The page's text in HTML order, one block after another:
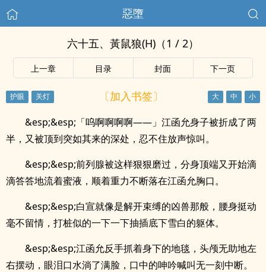
惡墮
六十五、黃鼠狼(H)（1 / 2）
上一章 目录 封面 下一页
〔加入书签〕
&esp;&esp;「呜啊啊啊啊——」江函允身子被折成了两
半，又被顶到突如其来的深处，忍不住放声惊叫。
&esp;&esp;前列腺被这样狠狠磨过，分身顶端又开始滴
滴答答地流着蜜液，顺着重力不断落在江函允胸口。
&esp;&esp;白宣就像是解开束缚的凶兽那般，腰身挺动
毫不留情，打桩似的一下一下抽插底下雪白的躯体。
&esp;&esp;江函允反手抓着身下的地毯，头颅无助地左
右摆动，眼泪口水淌了满脸，口中的呻吟喊叫无一刻中断。